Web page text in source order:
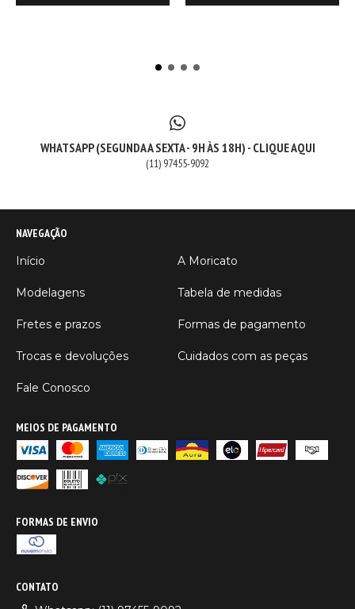
WHATSAPP (SEGUNDA A SEXTA - 9H ÀS 18H) - CLIQUE AQUI
(11) 97455-9092
NAVEGAÇÃO
Início
A Moricato
Modelagens Tabela de medidas
Fretes e prazos Formas de pagamento
Trocas e devoluções Cuidados com as peças
Fale Conosco
MEIOS DE PAGAMENTO
FORMAS DE ENVIO
CONTATO